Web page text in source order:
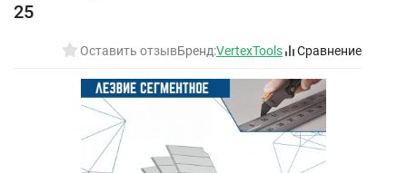
25
Оставить отзывБренд:VertexTools Сравнение